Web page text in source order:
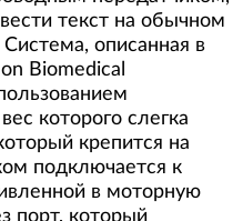
текст на обычном
описанная в
Biomedical
которого слегка
крепится на
подключается к
в моторную
порт, который